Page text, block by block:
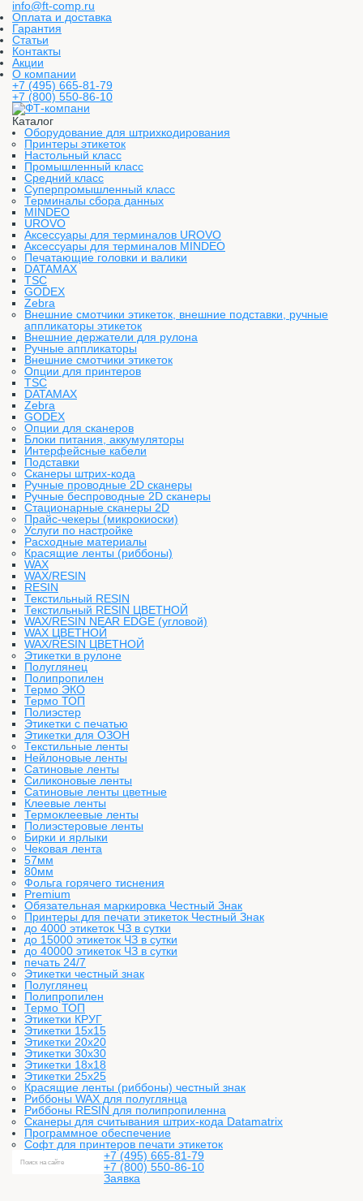
info@ft-comp.ru
Оплата и доставка
Гарантия
Статьи
Контакты
Акции
О компании
+7 (495) 665-81-79
+7 (800) 550-86-10
Каталог
Оборудование для штрихкодирования
Принтеры этикеток
Настольный класс
Промышленный класс
Средний класс
Суперпромышленный класс
Терминалы сбора данных
MINDEO
UROVO
Аксессуары для терминалов UROVO
Аксессуары для терминалов MINDEO
Печатающие головки и валики
DATAMAX
TSC
GODEX
Zebra
Внешние смотчики этикеток, внешние подставки, ручные
аппликаторы этикеток
Внешние держатели для рулона
Ручные аппликаторы
Внешние смотчики этикеток
Опции для принтеров
TSC
DATAMAX
Zebra
GODEX
Опции для сканеров
Блоки питания, аккумуляторы
Интерфейсные кабели
Подставки
Сканеры штрих-кода
Ручные проводные 2D сканеры
Ручные беспроводные 2D сканеры
Стационарные сканеры 2D
Прайс-чекеры (микрокиоски)
Услуги по настройке
Расходные материалы
Красящие ленты (риббоны)
WAX
WAX/RESIN
RESIN
Текстильный RESIN
Текстильный RESIN ЦВЕТНОЙ
WAX/RESIN NEAR EDGE (угловой)
WAX ЦВЕТНОЙ
WAX/RESIN ЦВЕТНОЙ
Этикетки в рулоне
Полуглянец
Полипропилен
Термо ЭКО
Термо ТОП
Полиэстер
Этикетки с печатью
Этикетки для ОЗОН
Текстильные ленты
Нейлоновые ленты
Сатиновые ленты
Силиконовые ленты
Сатиновые ленты цветные
Клеевые ленты
Термоклеевые ленты
Полиэстеровые ленты
Бирки и ярлыки
Чековая лента
57мм
80мм
Фольга горячего тиснения
Premium
Обязательная маркировка Честный Знак
Принтеры для печати этикеток Честный Знак
до 4000 этикеток ЧЗ в сутки
до 15000 этикеток ЧЗ в сутки
до 40000 этикеток ЧЗ в сутки
печать 24/7
Этикетки честный знак
Полуглянец
Полипропилен
Термо ТОП
Этикетки КРУГ
Этикетки 15х15
Этикетки 20х20
Этикетки 30х30
Этикетки 18х18
Этикетки 25х25
Красящие ленты (риббоны) честный знак
Риббоны WAX для полуглянца
Риббоны RESIN для полипропиленна
Сканеры для считывания штрих-кода Datamatrix
Программное обеспечение
Софт для принтеров печати этикеток
+7 (495) 665-81-79
+7 (800) 550-86-10
Заявка